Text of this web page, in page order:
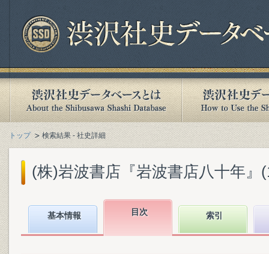
トップ 検索結果 - 社史詳細
(株)岩波書店『岩波書店八十年』
基本情報 目次 索引